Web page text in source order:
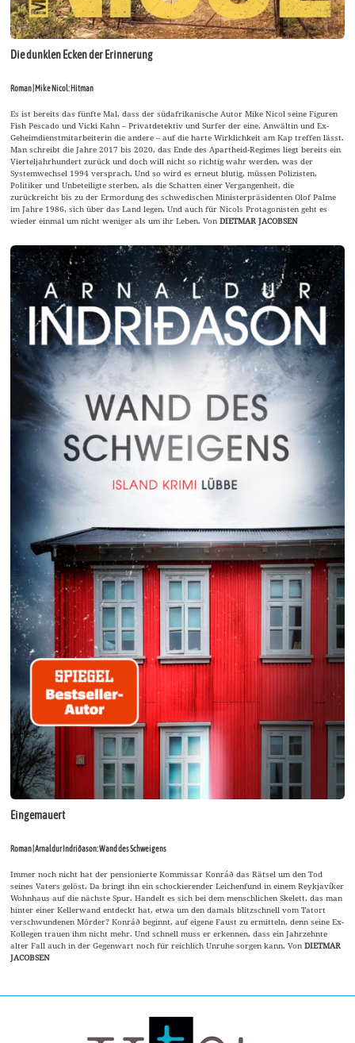
Die dunklen Ecken der Erinnerung
Roman | Mike Nicol: Hitman
Es ist bereits das fünfte Mal, dass der südafrikanische Autor Mike Nicol seine Figuren
Fish Pescado und Vicki Kahn – Privatdetektiv und Surfer der eine, Anwältin und Ex-
Geheimdienstmitarbeiterin die andere – auf die harte Wirklichkeit am Kap treffen lässt.
Man schreibt die Jahre 2017 bis 2020, das Ende des Apartheid-Regimes liegt bereits ein
Vierteljahrhundert zurück und doch will nicht so richtig wahr werden, was der
Systemwechsel 1994 versprach. Und so wird es erneut blutig, müssen Polizisten,
Politiker und Unbeteiligte sterben, als die Schatten einer Vergangenheit, die
zurückreicht bis zu der Ermordung des schwedischen Ministerpräsidenten Olof Palme
im Jahre 1986, sich über das Land legen. Und auch für Nicols Protagonisten geht es
wieder einmal um nicht weniger als um ihr Leben. VonDIETMAR JACOBSEN
Eingemauert
Roman | Arnaldur Indriðason: Wand des Schweigens
Immer noch nicht hat der pensionierte Kommissar Konráð das Rätsel um den Tod
seines Vaters gelöst. Da bringt ihn ein schockierender Leichenfund in einem Reykjavíker
Wohnhaus auf die nächste Spur. Handelt es sich bei dem menschlichen Skelett, das man
hinter einer Kellerwand entdeckt hat, etwa um den damals blitzschnell vom Tatort
verschwundenen Mörder? Konráð beginnt, auf eigene Faust zu ermitteln, denn seine Ex-
Kollegen trauen ihm nicht mehr. Und schnell muss er erkennen, dass ein Jahrzehnte
alter Fall auch in der Gegenwart noch für reichlich Unruhe sorgen kann. VonDIETMAR
JACOBSEN